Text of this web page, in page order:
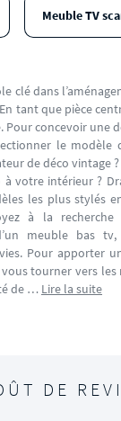
Meuble TV
clé dans
tant que pièce
Pour concevoir une
le modèle
de déco vintage
votre intérieur ?
les plus stylés
à la
meuble bas
Pour apporter
tourner vers les
de … Lire la suite
DE